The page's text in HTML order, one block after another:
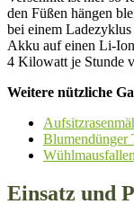
den Füßen hängen
bei einem
Akku auf einen Li-
4 Kilowatt je Stunde
Weitere nützliche
Blumendünger
Einsatz und